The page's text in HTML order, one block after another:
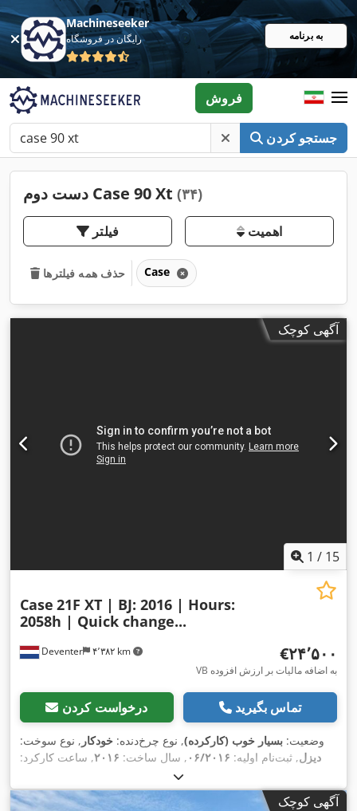
Machineseeker
رایگان در فروشگاه به برنامه
جستجو کردن
فروش
دست دوم Case 90 Xt (۳۴)
فیلتر اهمیت
حذف همه فیلترها Case
آگهی کوچک
1 / 15
Deventer ۴٬۳۸۲ km
Case 21F XT | BJ: 2016 | Hours:
2058h | Quick change...
‎€۲۴٬۵۰۰
VB به اضافه مالیات بر ارزش افزوده
درخواست کردن تماس بگیرید
وضعیت: بسیار خوب (کارکرده), نوع چرخ‌دنده: خودکار , نوع سوخت:
دیزل, ثبت‌نام اولیه: ۰۶/۲۰۱۶ , سال ساخت: ۲۰۱۶, ساعت کارکرد:
آگهی کوچک